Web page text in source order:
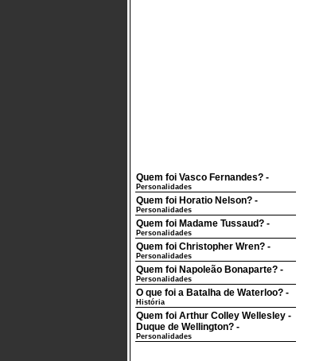
Quem foi Vasco Fernandes? -
Personalidades
Quem foi Horatio Nelson? -
Personalidades
Quem foi Madame Tussaud? -
Personalidades
Quem foi Christopher Wren? -
Personalidades
Quem foi Napoleão Bonaparte? -
Personalidades
O que foi a Batalha de Waterloo? -
História
Quem foi Arthur Colley Wellesley -
Duque de Wellington? -
Personalidades